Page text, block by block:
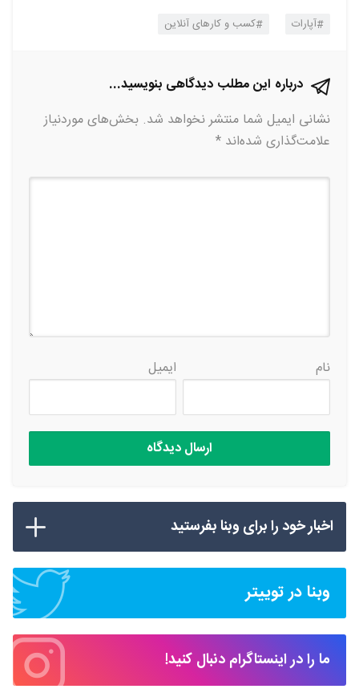
آپارات کسب و کارهای آنلاین
درباره این مطلب دیدگاهی بنویسید...
نشانی ایمیل شما منتشر نخواهد شد. بخش‌های موردنیاز
علامت‌گذاری شده‌اند *
نام ایمیل
اخبار خود را برای وبنا بفرستید
وبنا در توییتر
ما را در اینستاگرام دنبال کنید!